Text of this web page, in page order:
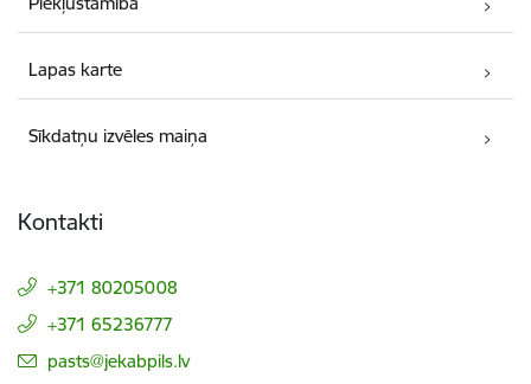
Lapas karte
Sīkdatņu izvēles maiņa
Kontakti
+371 80205008
+371 65236777
E-pasts:
pasts@jekabpils.lv